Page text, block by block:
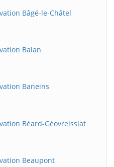
Bâgé-le-Châtel
Balan
Baneins
Béard-Géovreissiat
Beaupont